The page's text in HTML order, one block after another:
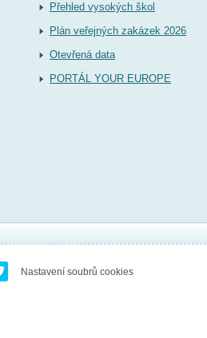
Přehled vysokých škol
Plán veřejných zakázek 2026
Otevřená data
PORTÁL YOUR EUROPE
Nastavení soubrů cookies